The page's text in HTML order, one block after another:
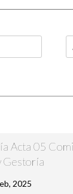
Acta 05
Gestoría
2025